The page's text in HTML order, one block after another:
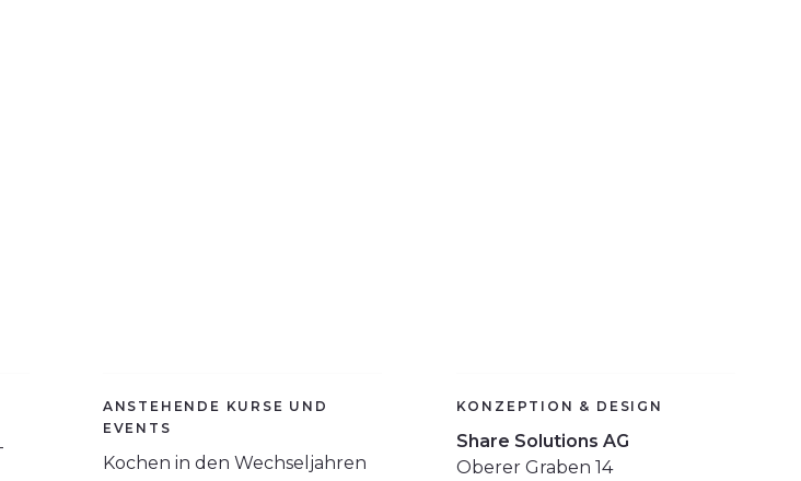
ANSTEHENDE KURSE UND
EVENTS
Kochen in den Wechseljahren
KONZEPTION & DESIGN
Share Solutions AG
Oberer Graben 14